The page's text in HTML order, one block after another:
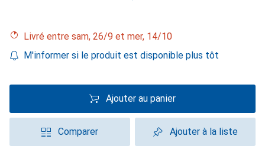
Livré entre sam, 26/9 et mer, 14/10
M'informer si le produit est disponible plus tôt
Ajouter au panier
Comparer Ajouter à la liste